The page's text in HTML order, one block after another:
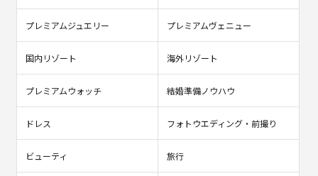
プレミアムジュエリー プレミアムヴェニュー
国内リゾート 海外リゾート
プレミアムウォッチ 結婚準備ノウハウ
ドレス フォトウエディング・前撮り
ビューティ 旅行